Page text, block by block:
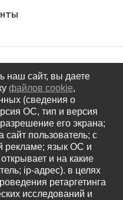
наш сайт, вы даете
файлов cookie,
(сведения о
ОС, тип и версия
его экрана;
сайт пользователь; с
рекламе; язык ОС и
и на какие
ip-адрес). в целях
ретаргетинга
исследований и